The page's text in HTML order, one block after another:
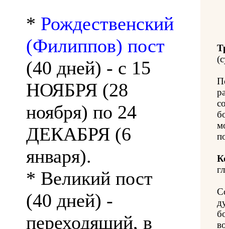
* Рождественский
(Филиппов) пост
(40 дней) - с 15
НОЯБРЯ (28
ноября) по 24
ДЕКАБРЯ (6
января).
* Великий пост
(40 дней) -
переходящий, в